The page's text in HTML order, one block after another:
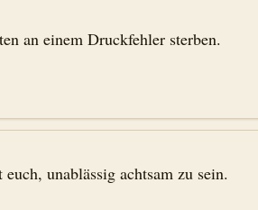
an einem Druckfehler sterben.
unablässig achtsam zu sein.